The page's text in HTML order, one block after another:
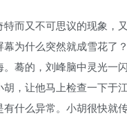
而又不可思议的现象，
为什么突然就成雪花了
蓦的，刘峰脑中灵光一
胡，让他马上检查一下于
有什么异常。小胡很快就